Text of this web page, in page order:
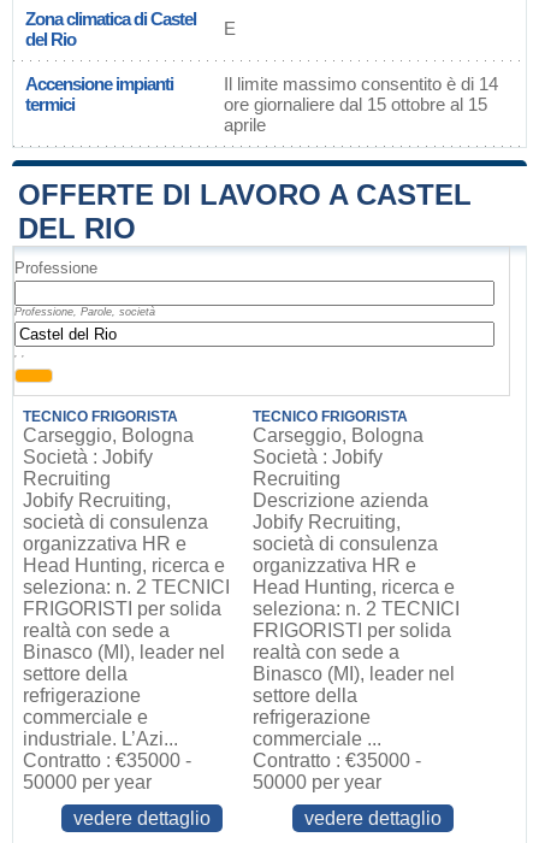
Zona climatica di Castel
del Rio
E
Accensione impianti
termici
Il limite massimo consentito è di 14
ore giornaliere dal 15 ottobre al 15
aprile
OFFERTE DI LAVORO A CASTEL
DEL RIO
Professione
Professione, Parole, società
, ,
TECNICO FRIGORISTA
Carseggio, Bologna
Società : Jobify
Recruiting
Jobify Recruiting,
società di consulenza
organizzativa HR e
Head Hunting, ricerca e
seleziona: n. 2 TECNICI
FRIGORISTI per solida
realtà con sede a
Binasco (MI), leader nel
settore della
refrigerazione
commerciale e
industriale. L’Azi...
Contratto : €35000 -
50000 per year
vedere dettaglio
TECNICO FRIGORISTA
Carseggio, Bologna
Società : Jobify
Recruiting
Descrizione azienda
Jobify Recruiting,
società di consulenza
organizzativa HR e
Head Hunting, ricerca e
seleziona: n. 2 TECNICI
FRIGORISTI per solida
realtà con sede a
Binasco (MI), leader nel
settore della
refrigerazione
commerciale ...
Contratto : €35000 -
50000 per year
vedere dettaglio